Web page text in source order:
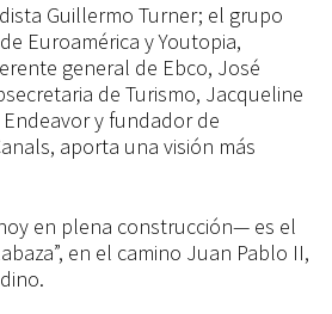
Guillermo Turner; el grupo
Euroamérica y Youtopia,
general de Ebco, José
de Turismo, Jacqueline
y fundador de
aporta una visión más
en plena construcción— es el
en el camino Juan Pablo II,